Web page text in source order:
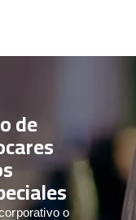
de
o